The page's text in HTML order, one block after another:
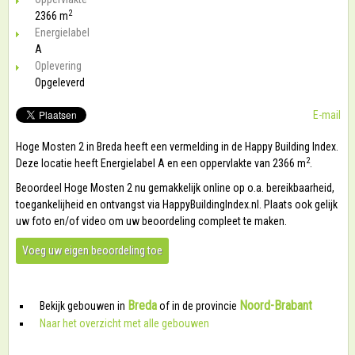
2366 m2
Energielabel
A
Oplevering
Opgeleverd
E-mail
Hoge Mosten 2 in Breda heeft een vermelding in de Happy Building Index.
Deze locatie heeft Energielabel A en een oppervlakte van 2366 m2.
Beoordeel Hoge Mosten 2 nu gemakkelijk online op o.a. bereikbaarheid,
toegankelijheid en ontvangst via HappyBuildingIndex.nl. Plaats ook gelijk
uw foto en/of video om uw beoordeling compleet te maken.
Voeg uw eigen beoordeling toe
Bekijk gebouwen in Bredaof in de provincie Noord-Brabant
Naar het overzicht met alle gebouwen